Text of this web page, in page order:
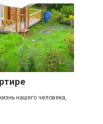
0
нашего человека,